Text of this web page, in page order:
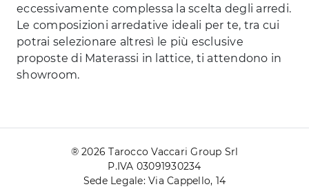
eccessivamente complessa la scelta degli arredi.
Le composizioni arredative ideali per te, tra cui
potrai selezionare altresì le più esclusive
proposte di Materassi in lattice, ti attendono in
showroom.
® 2026 Tarocco Vaccari Group Srl
P.IVA 03091930234
Sede Legale: Via Cappello, 14